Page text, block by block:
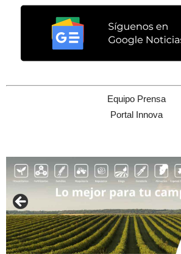
Equipo Prensa
Portal Innova